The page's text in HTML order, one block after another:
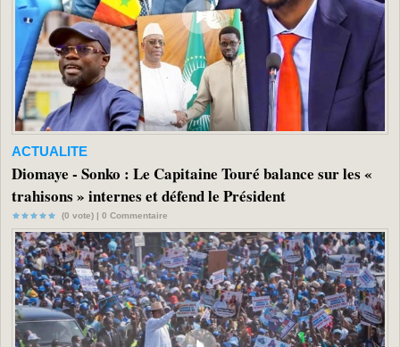
ACTUALITE
Diomaye - Sonko : Le Capitaine Touré balance sur les «
trahisons » internes et défend le Président
(0 vote) | 0 Commentaire